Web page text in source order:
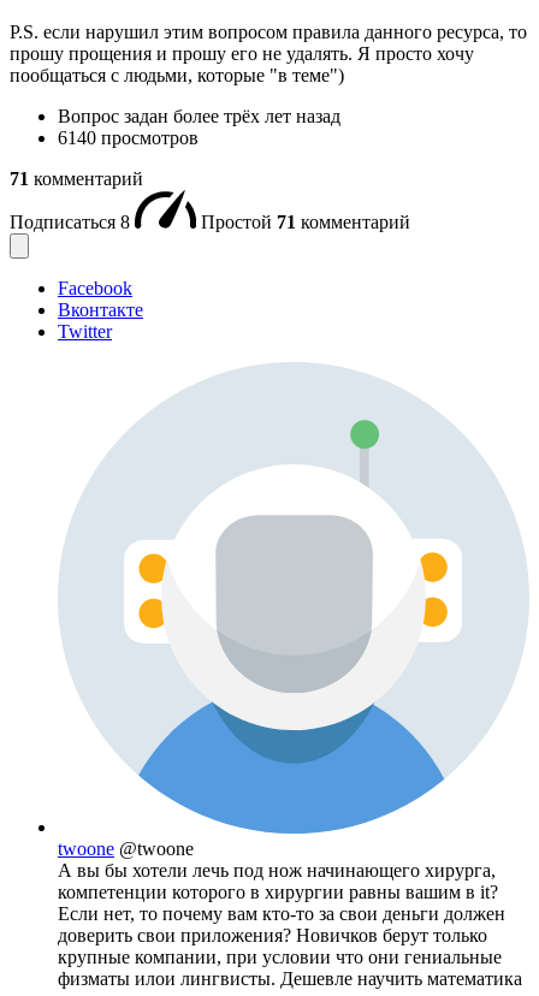
P.S. если нарушил этим вопросом правила данного ресурса, то
прошу прощения и прошу его не удалять. Я просто хочу
пообщаться с людьми, которые "в теме")
Вопрос задан более трёх лет назад
6140 просмотров
71 комментарий
Подписаться 8 Простой 71 комментарий
Facebook
Вконтакте
Twitter
twoone @twoone
А вы бы хотели лечь под нож начинающего хирурга,
компетенции которого в хирургии равны вашим в it?
Если нет, то почему вам кто-то за свои деньги должен
доверить свои приложения? Новичков берут только
крупные компании, при условии что они гениальные
физматы илои лингвисты. Дешевле научить математика